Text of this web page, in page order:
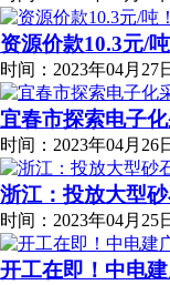
资源价款10.3元/
时间：2023年04月27
宜春市探索电子
时间：2023年04月26
浙江：投放大型
时间：2023年04月25
开工在即！中电